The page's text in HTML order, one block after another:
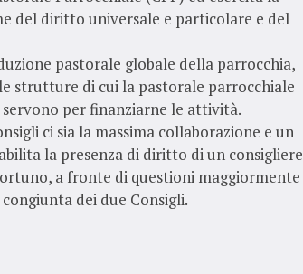
del diritto universale e particolare e del
pastorale globale della parrocchia,
strutture di cui la pastorale parrocchiale
per finanziarne le attività.
ci sia la massima collaborazione e un
la presenza di diritto di un consigliere
a fronte di questioni maggiormente
dei due Consigli.